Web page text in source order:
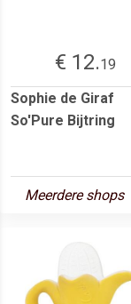
€ 12.19
Sophie de Giraf
So'Pure Bijtring
Meerdere shops